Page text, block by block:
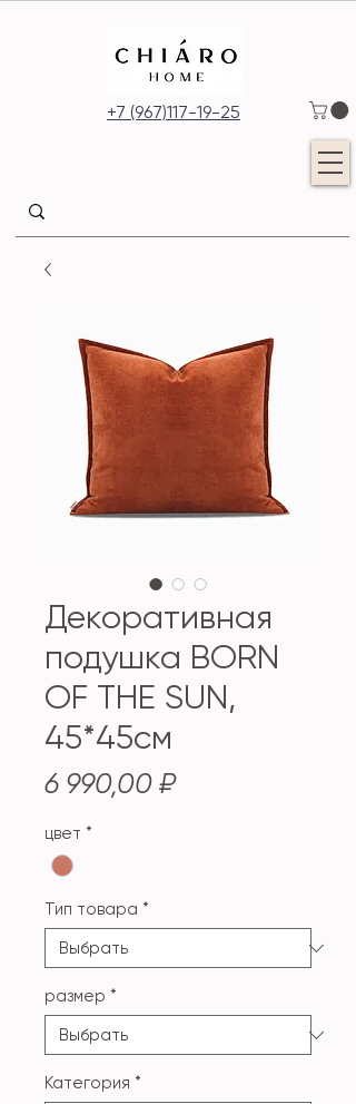
+7 (967)117-19-25
Декоративная
подушка BORN
OF THE SUN,
45*45см
6 990,00 ₽Цена
цвет *
Тип товара *
размер *
Категория *